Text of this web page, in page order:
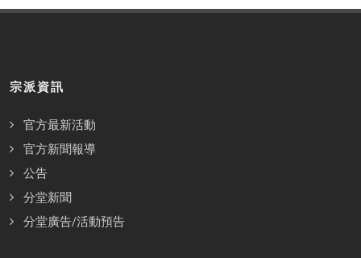
宗派資訊
官方最新活動
官方新聞報導
公告
分堂新聞
分堂廣告/活動預告